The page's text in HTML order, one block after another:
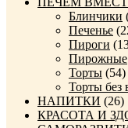
Блинчики
Печенье
Пироги
Пирожные
Торты (54)
Торты без
НАПИТКИ (26)
КРАСОТА И